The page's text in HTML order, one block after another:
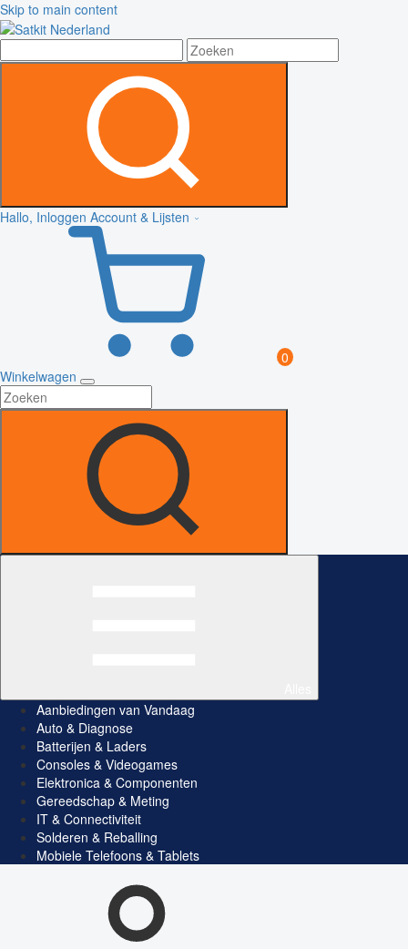
Skip to main content
Hallo, Inloggen Account & Lijsten
0
Winkelwagen
Aanbiedingen van Vandaag
Auto & Diagnose
Batterijen & Laders
Consoles & Videogames
Elektronica & Componenten
Gereedschap & Meting
IT & Connectiviteit
Solderen & Reballing
Mobiele Telefoons & Tablets